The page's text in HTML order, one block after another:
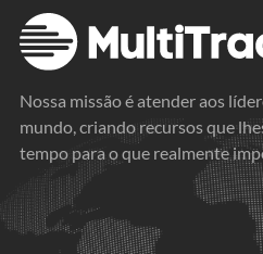
Nossa missão é atender aos
mundo, criando recursos que
tempo para o que realmente